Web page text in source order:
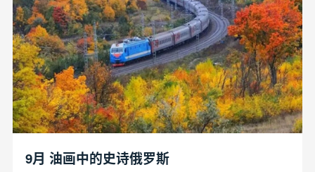
9月 油画中的史诗俄罗斯